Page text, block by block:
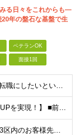
みる日々をこれからも―
年の盤石な基盤で生
ベテランOK
面接1回
【40代・50代活躍中！最後の転職にしたいという方も大歓迎です◎】 ●学歴不問 ●Java、C言語、C++、C#、PHP、Pythonいずれかの開発経験がある方 ＼こんな方を待っています／ ★「今の
【全社員が給与105％～140％UPを実現！】 ■前職給与の「総収入額」を105％以上保証 ■最高月給120万円・年収1000万円以上も可能 ■確定拠出年金（401K）完備で老後の備えも盤石 月給3
＼リモート案件8割！／ 東京23区内のお客様先にて勤務していただきます。 本社所在地：神奈川県横浜市瀬谷区本郷3-1-17 第2斉藤ビル2F (変更の範囲)上記を除く当社関連勤務地